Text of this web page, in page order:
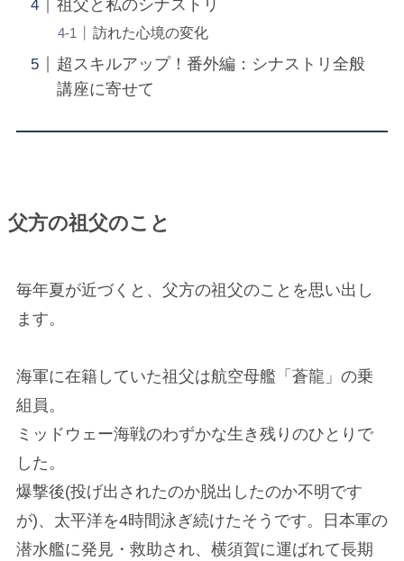
祖父と私のシナストリ
訪れた心境の変化
超スキルアップ！番外編：シナストリ全般
講座に寄せて
父方の祖父のこと
毎年夏が近づくと、父方の祖父のことを思い出し
ます。
海軍に在籍していた祖父は航空母艦「蒼龍」の乗
組員。
ミッドウェー海戦のわずかな生き残りのひとりで
した。
爆撃後(投げ出されたのか脱出したのか不明です
が)、太平洋を4時間泳ぎ続けたそうです。日本軍の
潜水艦に発見・救助され、横須賀に運ばれて長期